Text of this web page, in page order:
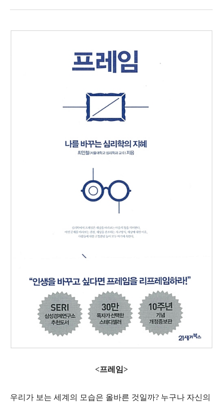
<프레임>
우리가 보는 세계의 모습은 올바른 것일까? 누구나 자신의